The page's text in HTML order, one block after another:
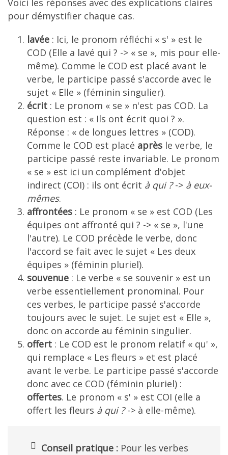
Voici les réponses avec des explications claires
pour démystifier chaque cas.
lavée : Ici, le pronom réfléchi « s' » est le
COD (Elle a lavé qui ? -> « se », mis pour elle-
même). Comme le COD est placé avant le
verbe, le participe passé s'accorde avec le
sujet « Elle » (féminin singulier).
écrit : Le pronom « se » n'est pas COD. La
question est : « Ils ont écrit quoi ? ».
Réponse : « de longues lettres » (COD).
Comme le COD est placé après le verbe, le
participe passé reste invariable. Le pronom
« se » est ici un complément d'objet
indirect (COI) : ils ont écrit à qui ?-> à eux-
mêmes.
affrontées : Le pronom « se » est COD (Les
équipes ont affronté qui ? -> « se », l'une
l'autre). Le COD précède le verbe, donc
l'accord se fait avec le sujet « Les deux
équipes » (féminin pluriel).
souvenue : Le verbe « se souvenir » est un
verbe essentiellement pronominal. Pour
ces verbes, le participe passé s'accorde
toujours avec le sujet. Le sujet est « Elle »,
donc on accorde au féminin singulier.
offert : Le COD est le pronom relatif « qu' »,
qui remplace « Les fleurs » et est placé
avant le verbe. Le participe passé s'accorde
donc avec ce COD (féminin pluriel) :
offertes. Le pronom « s' » est COI (elle a
offert les fleurs à qui ?-> à elle-même).
Conseil pratique : Pour les verbes